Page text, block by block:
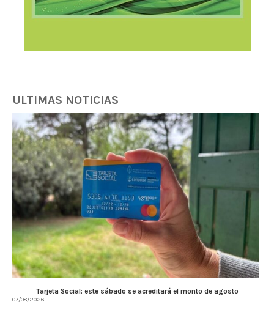
ULTIMAS NOTICIAS
Tarjeta Social: este sábado se acreditará el monto de agosto
07/08/2026